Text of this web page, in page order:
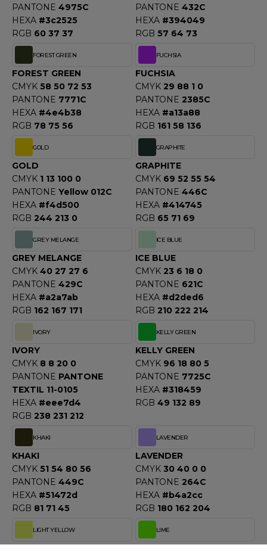
ETIQUETTE
CLOTHING
DENIM
ONE TOWELLING
CITY
MILL
PANTONE 4975C
HEXA #3c2525
RGB 60 37 37
PANTONE 432C
HEXA #394049
RGB 57 64 73
FOREST GREEN
FOREST GREEN
CMYK 58 50 72 53
PANTONE 7771C
HEXA #4e4b38
RGB 78 75 56
FUCHSIA
FUCHSIA
CMYK 29 88 1 0
PANTONE 2385C
HEXA #a13a88
RGB 161 58 136
GOLD
GOLD
CMYK 1 13 100 0
PANTONE Yellow 012C
HEXA #f4d500
RGB 244 213 0
GRAPHITE
GRAPHITE
CMYK 69 52 55 54
PANTONE 446C
HEXA #414745
RGB 65 71 69
GREY MELANGE
GREY MELANGE
CMYK 40 27 27 6
PANTONE 429C
HEXA #a2a7ab
RGB 162 167 171
ICE BLUE
ICE BLUE
CMYK 23 6 18 0
PANTONE 621C
HEXA #d2ded6
RGB 210 222 214
IVORY
IVORY
CMYK 8 8 20 0
PANTONE PANTONE
TEXTIL 11-0105
HEXA #eee7d4
RGB 238 231 212
KELLY GREEN
KELLY GREEN
CMYK 96 18 80 5
PANTONE 7725C
HEXA #318459
RGB 49 132 89
KHAKI
KHAKI
CMYK 51 54 80 56
PANTONE 449C
HEXA #51472d
RGB 81 71 45
LAVENDER
LAVENDER
CMYK 30 40 0 0
PANTONE 264C
HEXA #b4a2cc
RGB 180 162 204
LIGHT YELLOW
LIGHT YELLOW
LIME
LIME